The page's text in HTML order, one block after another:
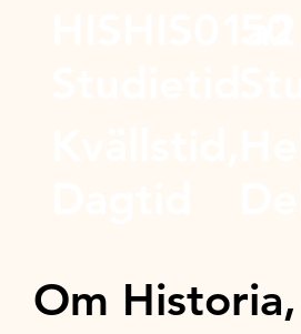
Om